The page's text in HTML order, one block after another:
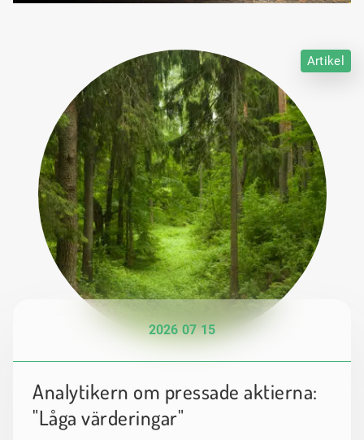
Artikel
2026 07 15
Analytikern om pressade aktierna:
"Låga värderingar"